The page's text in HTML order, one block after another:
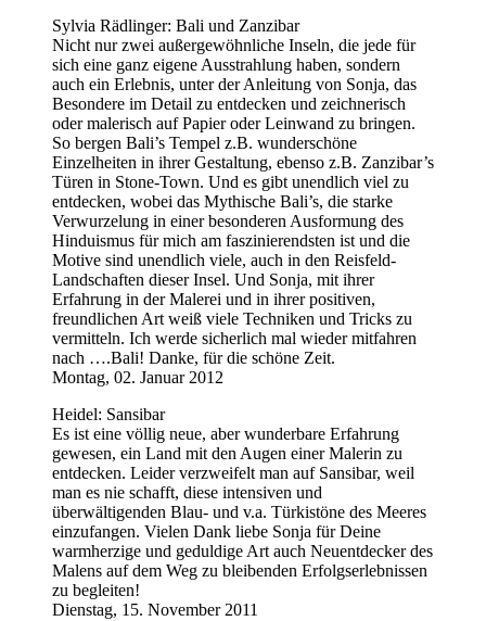
Sylvia Rädlinger: Bali und Zanzibar
Nicht nur zwei außergewöhnliche Inseln, die jede für
sich eine ganz eigene Ausstrahlung haben, sondern
auch ein Erlebnis, unter der Anleitung von Sonja, das
Besondere im Detail zu entdecken und zeichnerisch
oder malerisch auf Papier oder Leinwand zu bringen.
So bergen Bali’s Tempel z.B. wunderschöne
Einzelheiten in ihrer Gestaltung, ebenso z.B. Zanzibar’s
Türen in Stone-Town. Und es gibt unendlich viel zu
entdecken, wobei das Mythische Bali’s, die starke
Verwurzelung in einer besonderen Ausformung des
Hinduismus für mich am faszinierendsten ist und die
Motive sind unendlich viele, auch in den Reisfeld-
Landschaften dieser Insel. Und Sonja, mit ihrer
Erfahrung in der Malerei und in ihrer positiven,
freundlichen Art weiß viele Techniken und Tricks zu
vermitteln. Ich werde sicherlich mal wieder mitfahren
nach ….Bali! Danke, für die schöne Zeit.
Montag, 02. Januar 2012
Heidel: Sansibar
Es ist eine völlig neue, aber wunderbare Erfahrung
gewesen, ein Land mit den Augen einer Malerin zu
entdecken. Leider verzweifelt man auf Sansibar, weil
man es nie schafft, diese intensiven und
überwältigenden Blau- und v.a. Türkistöne des Meeres
einzufangen. Vielen Dank liebe Sonja für Deine
warmherzige und geduldige Art auch Neuentdecker des
Malens auf dem Weg zu bleibenden Erfolgserlebnissen
zu begleiten!
Dienstag, 15. November 2011